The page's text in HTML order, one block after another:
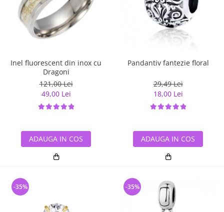
Inel fluorescent din inox cu
Dragoni
121,00 Lei
49,00 Lei
ADAUGA IN COS
Pandantiv fantezie floral
29,49 Lei
18,00 Lei
ADAUGA IN COS
-35% -35%